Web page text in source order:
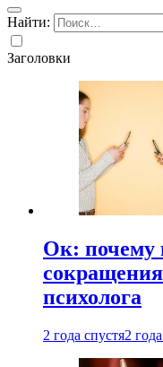
Найти:
Заголовки
Ок: почему
психолога
2 года спустя2